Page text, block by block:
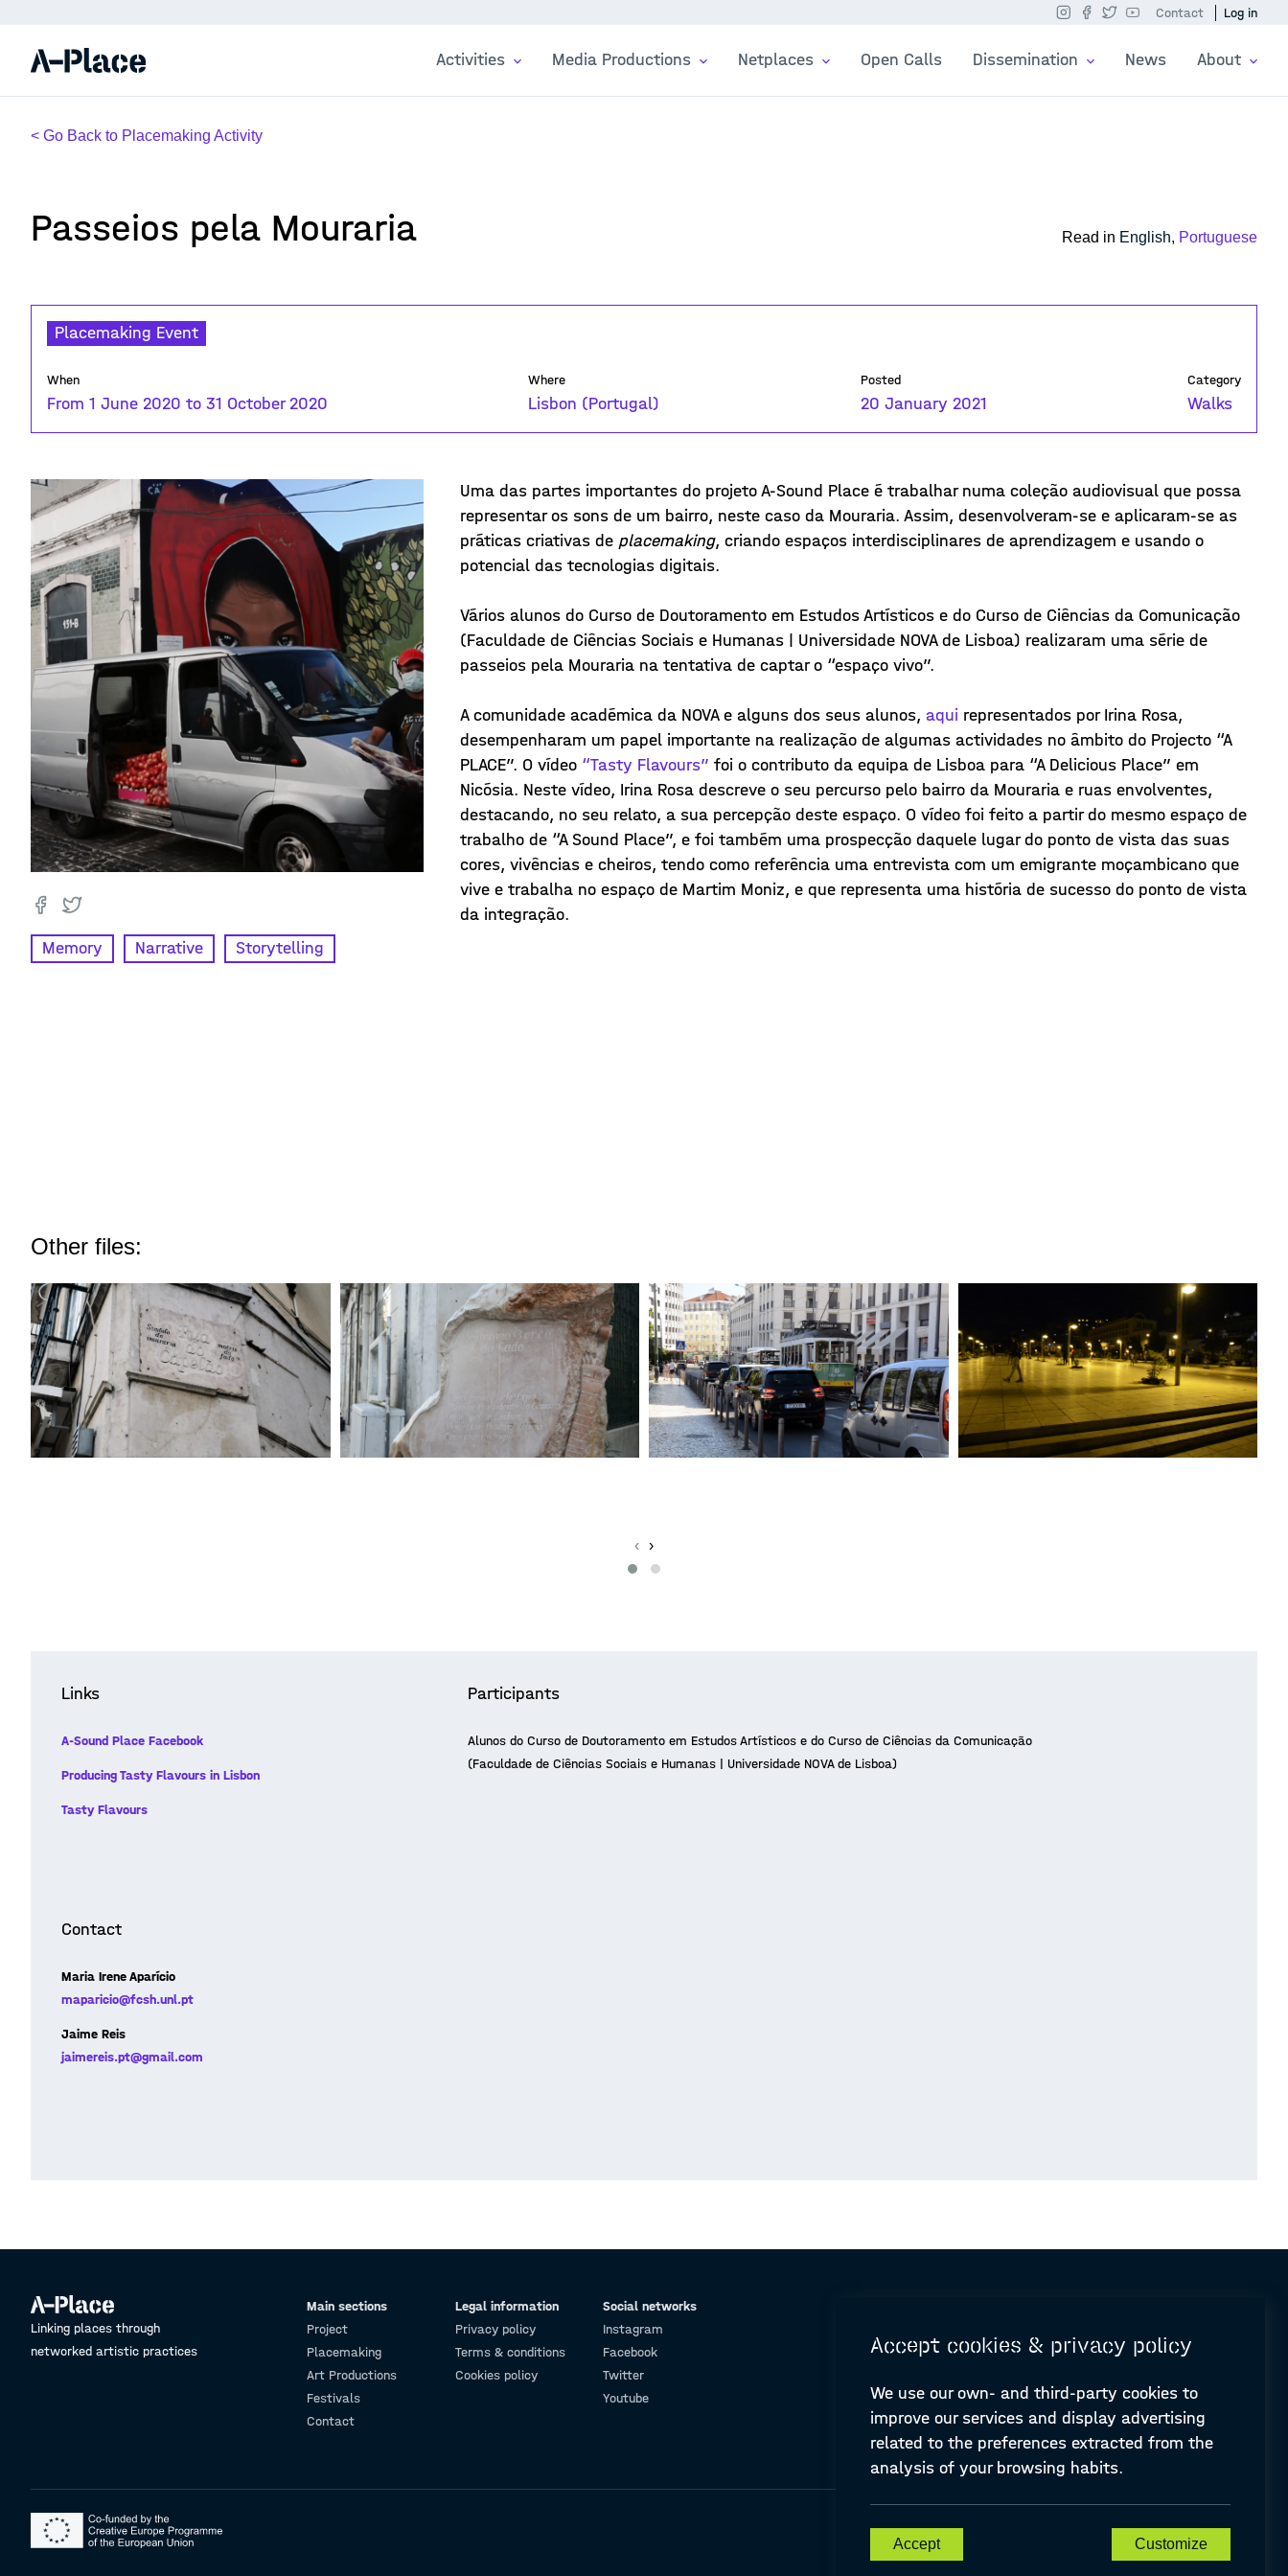
Contact Log in
Activities Media Productions Netplaces Open Calls Dissemination News About
< Go Back to Placemaking Activity
Passeios pela Mouraria Read in English, Portuguese
Placemaking Event
When
From 1 June 2020 to 31 October 2020
Where
Lisbon (Portugal)
Posted
20 January 2021
Category
Walks
Memory Narrative Storytelling
Uma das partes importantes do projeto A-Sound Place é trabalhar numa coleção audiovisual que possa
representar os sons de um bairro, neste caso da Mouraria. Assim, desenvolveram-se e aplicaram-se as
práticas criativas de placemaking, criando espaços interdisciplinares de aprendizagem e usando o
potencial das tecnologias digitais.
Vários alunos do Curso de Doutoramento em Estudos Artísticos e do Curso de Ciências da Comunicação
(Faculdade de Ciências Sociais e Humanas | Universidade NOVA de Lisboa) realizaram uma série de
passeios pela Mouraria na tentativa de captar o “espaço vivo”.
A comunidade académica da NOVA e alguns dos seus alunos, aqui representados por Irina Rosa,
desempenharam um papel importante na realização de algumas actividades no âmbito do Projecto “A
PLACE”. O vídeo “Tasty Flavours” foi o contributo da equipa de Lisboa para “A Delicious Place” em
Nicósia. Neste vídeo, Irina Rosa descreve o seu percurso pelo bairro da Mouraria e ruas envolventes,
destacando, no seu relato, a sua percepção deste espaço. O vídeo foi feito a partir do mesmo espaço de
trabalho de “A Sound Place”, e foi também uma prospecção daquele lugar do ponto de vista das suas
cores, vivências e cheiros, tendo como referência uma entrevista com um emigrante moçambicano que
vive e trabalha no espaço de Martim Moniz, e que representa uma história de sucesso do ponto de vista
da integração.
Other files:
‹ ›
Links
A-Sound Place Facebook
Producing Tasty Flavours in Lisbon
Tasty Flavours
Contact
Maria Irene Aparício
maparicio@fcsh.unl.pt
Jaime Reis
jaimereis.pt@gmail.com
Participants
Alunos do Curso de Doutoramento em Estudos Artísticos e do Curso de Ciências da Comunicação
(Faculdade de Ciências Sociais e Humanas | Universidade NOVA de Lisboa)
Linking places through
networked artistic practices
Main sections
Project
Placemaking
Art Productions
Festivals
Contact
Legal information
Privacy policy
Terms & conditions
Cookies policy
Social networks
Instagram
Facebook
Twitter
Youtube
© Design and programming by ARC Engineering and Architecture La Salle
CREATIVE EUROPE Cooperation Project Agreement number
Accept cookies & privacy policy
We use our own- and third-party cookies to
improve our services and display advertising
related to the preferences extracted from the
analysis of your browsing habits.
Accept Customize